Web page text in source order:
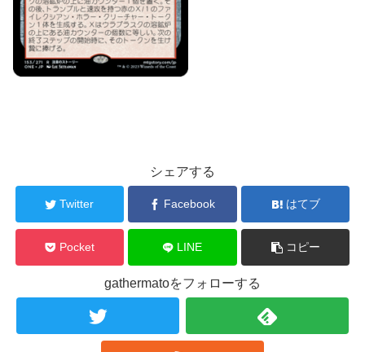
シェアする
Twitter Facebook はてブ
Pocket LINE コピー
gathermatoをフォローする